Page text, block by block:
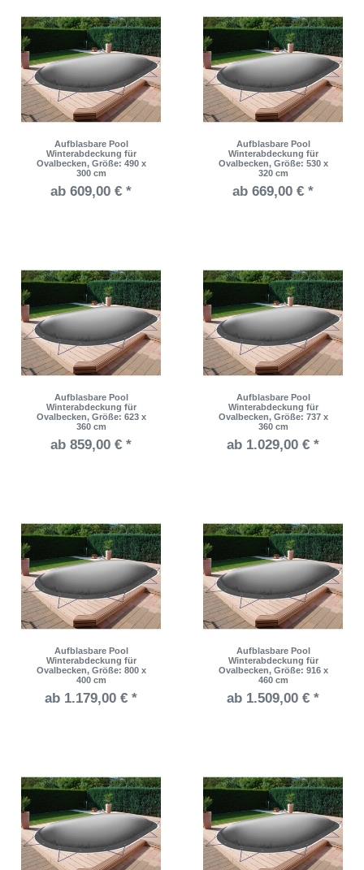
Aufblasbare Pool
Winterabdeckung für
Ovalbecken, Größe: 490 x
300 cm
ab 609,00 € *
Aufblasbare Pool
Winterabdeckung für
Ovalbecken, Größe: 530 x
320 cm
ab 669,00 € *
Aufblasbare Pool
Winterabdeckung für
Ovalbecken, Größe: 623 x
360 cm
ab 859,00 € *
Aufblasbare Pool
Winterabdeckung für
Ovalbecken, Größe: 737 x
360 cm
ab 1.029,00 € *
Aufblasbare Pool
Winterabdeckung für
Ovalbecken, Größe: 800 x
400 cm
ab 1.179,00 € *
Aufblasbare Pool
Winterabdeckung für
Ovalbecken, Größe: 916 x
460 cm
ab 1.509,00 € *